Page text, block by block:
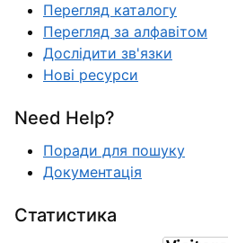
Перегляд каталогу
Перегляд за алфавітом
Дослідити зв'язки
Нові ресурси
Need Help?
Поради для пошуку
Документація
Статистика